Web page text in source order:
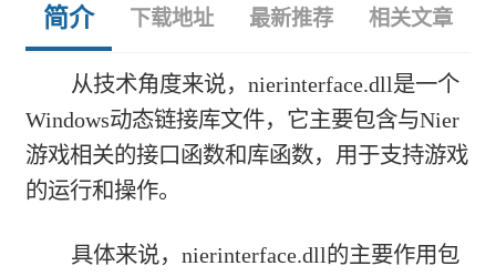
简介 下载地址 最新推荐 相关文章
从技术角度来说，nierinterface.dll是一个
Windows动态链接库文件，它主要包含与Nier
游戏相关的接口函数和库函数，用于支持游戏
的运行和操作。
具体来说，nierinterface.dll的主要作用包